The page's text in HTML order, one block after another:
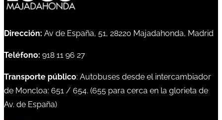
Dirección: Av de España, 51, 28220 Majadahonda, Madrid
Teléfono: 918 11 96 27
Transporte público: Autobuses desde el intercambiador
de Moncloa: 651 / 654. (655 para cerca en la glorieta de
Av. de España)